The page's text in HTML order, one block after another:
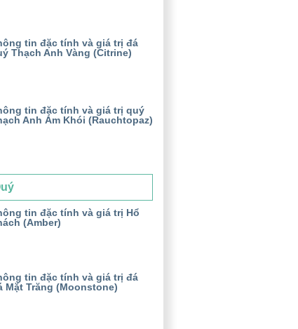
tin đặc tính và giá trị đá
Thạch Anh Vàng (Citrine)
tin đặc tính và giá trị quý
Anh Ám Khói (Rauchtopaz)
tin đặc tính và giá trị Hổ
(Amber)
tin đặc tính và giá trị đá
Mặt Trăng (Moonstone)